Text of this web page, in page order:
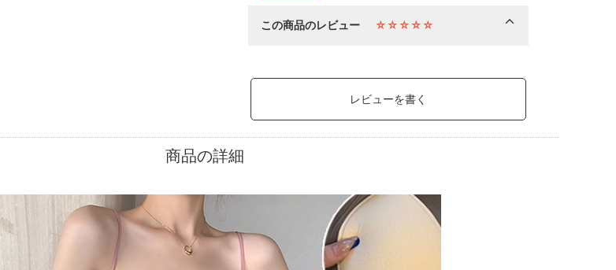
この商品のレビュー ☆☆☆☆☆
レビューを書く
商品の詳細